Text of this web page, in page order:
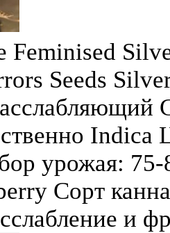
Feminised
Seeds
Indica
урожая:
Сорт
и